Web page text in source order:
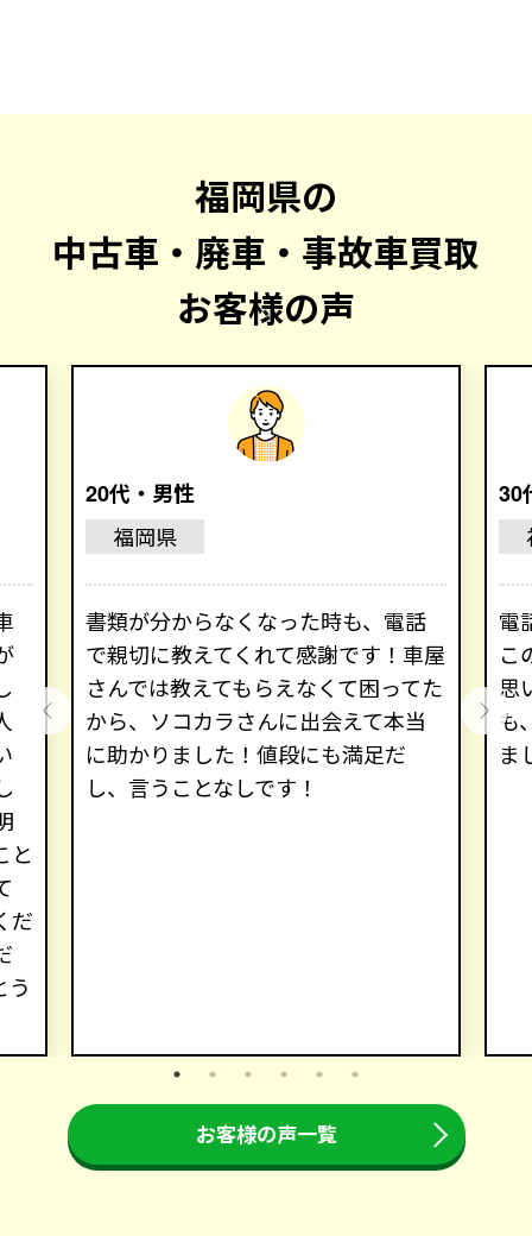
福岡県の
中古車・廃車・事故車買取
お客様の声
と
だ
う
20代・男性
福岡県
書類が分からなくなった時も、電話
で親切に教えてくれて感謝です！車屋
さんでは教えてもらえなくて困ってた
から、ソコカラさんに出会えて本当
に助かりました！値段にも満足だ
し、言うことなしです！
30
電
こ
思
も
ま
お客様の声一覧